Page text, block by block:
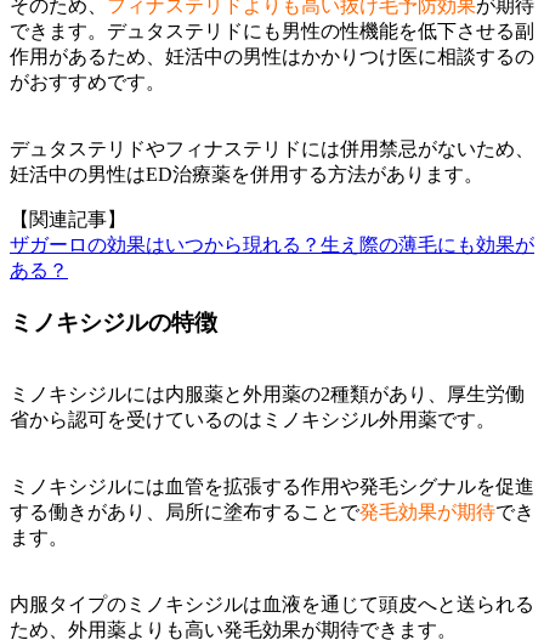
そのため、 フィナステリドよりも高い抜け毛予防効果が期待
できます。デュタステリドにも男性の性機能を低下させる副
作用があるため、妊活中の男性はかかりつけ医に相談するの
がおすすめです。
デュタステリドやフィナステリドには併用禁忌がないため、
妊活中の男性はED治療薬を併用する方法があります。
【関連記事】
ザガーロの効果はいつから現れる？生え際の薄毛にも効果が
ある？
ミノキシジルの特徴
ミノキシジルには内服薬と外用薬の2種類があり、厚生労働
省から認可を受けているのはミノキシジル外用薬です。
ミノキシジルには血管を拡張する作用や発毛シグナルを促進
する働きがあり、局所に塗布することで発毛効果が期待でき
ます。
内服タイプのミノキシジルは血液を通じて頭皮へと送られる
ため、外用薬よりも高い発毛効果が期待できます。